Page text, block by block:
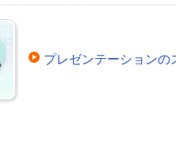
プレゼンテーションの